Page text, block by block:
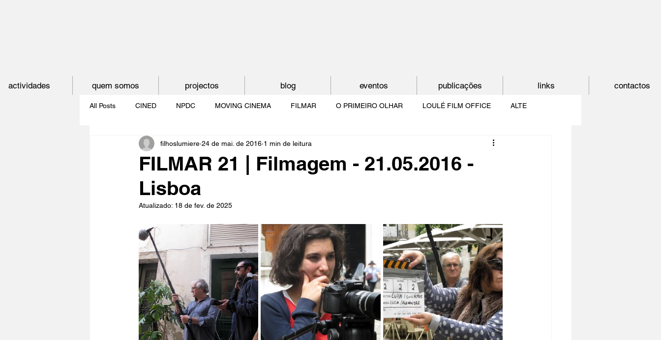
All Posts CINED NPDC MOVING CINEMA FILMAR O PRIMEIRO OLHAR LOULÉ FILM OFFICE ALTE
O CINEMA, CEM ANOS DE JUVENTUDE O MUNDO À NOSSA VOLTA SHORTCUT
CINECLUBE DAS GAIVOTAS
FILMAR 21 | Filmagem - 21.05.2016 -
Lisboa
filhoslumiere 24 de mai. de 2016 1 min de leitura
Atualizado: 18 de fev. de 2025
actividades quem somos projectos blog eventos publicações links contactos